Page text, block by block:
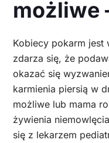
możliwe
Kobiecy pokarm jest
zdarza się, że
okazać się
karmienia piersią w
możliwe lub mama
żywienia
się z lekarzem